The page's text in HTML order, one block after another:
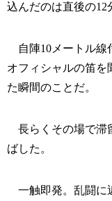
込んだのは直後の12
自陣10メートル線
オフィシャルの笛を
た瞬間のことだ。
長らくその場で滞
ばした。
一触即発。乱闘に